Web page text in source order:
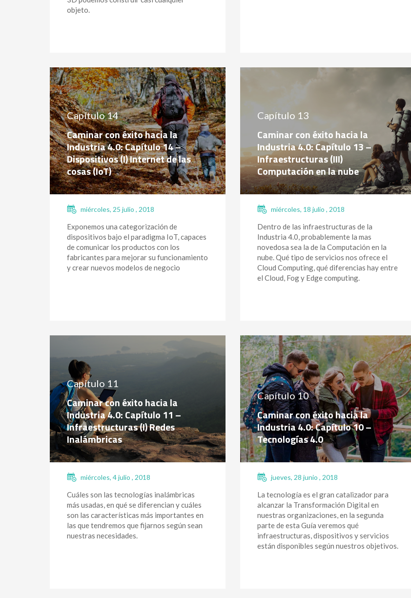
objeto.
Capítulo 14
Caminar con éxito hacia la
Industria 4.0: Capítulo 14 –
Dispositivos (I) Internet de las
cosas (IoT)
miércoles, 25 julio , 2018
Exponemos una categorización de
dispositivos bajo el paradigma IoT, capaces
de comunicar los productos con los
fabricantes para mejorar su funcionamiento
y crear nuevos modelos de negocio
Capítulo 13
Caminar con éxito hacia la
Industria 4.0: Capítulo 13 –
Infraestructuras (III)
Computación en la nube
miércoles, 18 julio , 2018
Dentro de las infraestructuras de la
Industria 4.0, probablemente la mas
novedosa sea la de la Computación en la
nube. Qué tipo de servicios nos ofrece el
Cloud Computing, qué diferencias hay entre
el Cloud, Fog y Edge computing.
Capítulo 11
Caminar con éxito hacia la
Industria 4.0: Capítulo 11 –
Infraestructuras (I) Redes
Inalámbricas
miércoles, 4 julio , 2018
Cuáles son las tecnologías inalámbricas
más usadas, en qué se diferencian y cuáles
son las características más importantes en
las que tendremos que fijarnos según sean
nuestras necesidades.
Capítulo 10
Caminar con éxito hacia la
Industria 4.0: Capítulo 10 –
Tecnologías 4.0
jueves, 28 junio , 2018
La tecnología es el gran catalizador para
alcanzar la Transformación Digital en
nuestras organizaciones, en la segunda
parte de esta Guía veremos qué
infraestructuras, dispositivos y servicios
están disponibles según nuestros objetivos.